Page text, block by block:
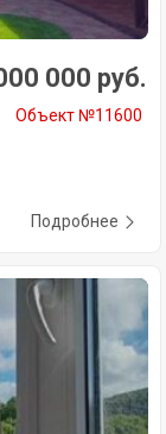
000 руб.
Объект №11600
Подробнее